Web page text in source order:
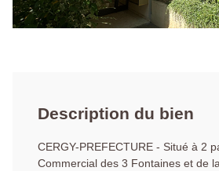
Description du bien
CERGY-PREFECTURE - Situé à 2
Commercial des 3 Fontaines et de